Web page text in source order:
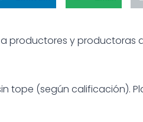
productores y productoras
tope (según calificación).